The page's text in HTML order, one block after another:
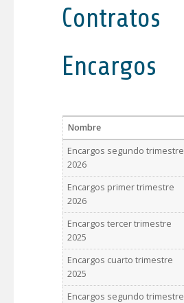
Contratos
Encargos
Nombre
Encargos segundo trimestre
2026
Encargos primer trimestre
2026
Encargos tercer trimestre
2025
Encargos cuarto trimestre
2025
Encargos segundo trimestre